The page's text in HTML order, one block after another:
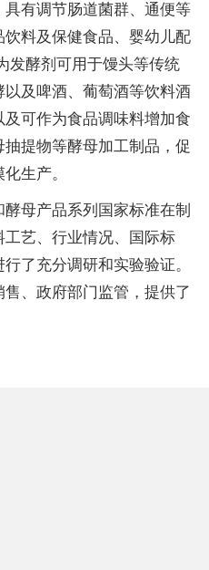
有调节肠道菌群、通便等
料及保健食品、婴幼儿配
发酵剂可用于馒头等传统
及啤酒、葡萄酒等饮料酒
可作为食品调味料增加食
提物等酵母加工制品，促
生产。
母产品系列国家标准在制
艺、行业情况、国际标
了充分调研和实验验证。
、政府部门监管，提供了